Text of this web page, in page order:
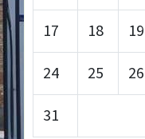
17 18 19
24 25 26
31